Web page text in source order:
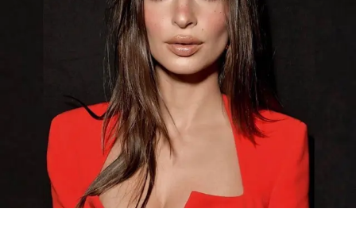
tous leurs bienfaits.